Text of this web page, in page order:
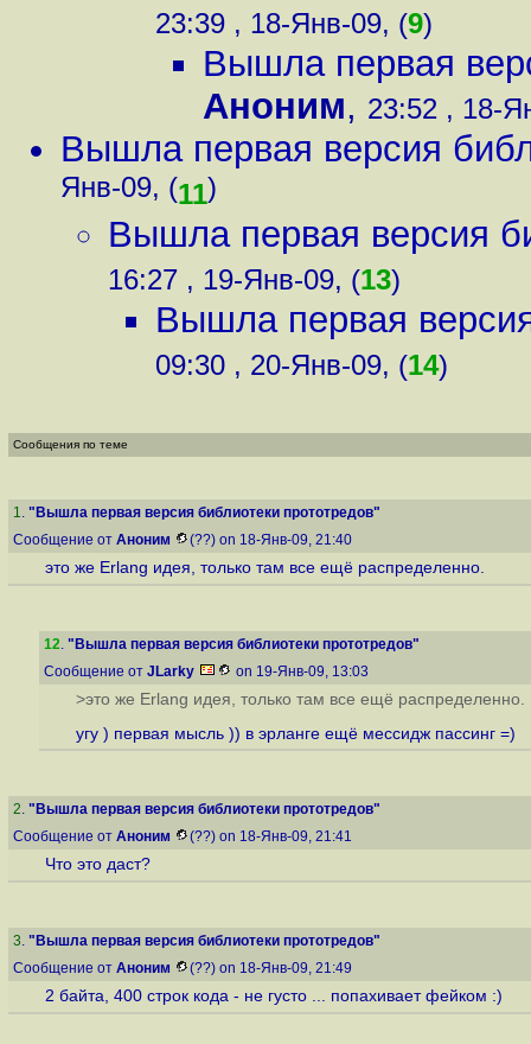
23:39 , 18-Янв-09, (9)
Вышла первая
Аноним, 23:52 , 18-
Вышла первая версия
Янв-09, (11)
Вышла первая версия
16:27 , 19-Янв-09, (13)
Вышла первая
09:30 , 20-Янв-09, (14)
Сообщения по теме
1. "Вышла первая версия библиотеки прототредов"
Сообщение от Аноним (??) on 18-Янв-09, 21:40
это же Erlang идея, только там все ещё распределенно.
12. "Вышла первая версия библиотеки прототредов"
Сообщение от JLarky on 19-Янв-09, 13:03
>это же Erlang идея, только там все ещё распределенно.
угу ) первая мысль )) в эрланге ещё мессидж пассинг =)
2. "Вышла первая версия библиотеки прототредов"
Сообщение от Аноним (??) on 18-Янв-09, 21:41
Что это даст?
3. "Вышла первая версия библиотеки прототредов"
Сообщение от Аноним (??) on 18-Янв-09, 21:49
2 байта, 400 строк кода - не густо ... попахивает фейком :)